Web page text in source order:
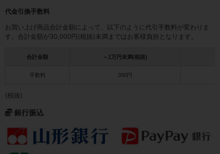
代金引換手数料
お買い上げ商品合計金額によって、以下のように代引手数料が変わりま
す。合計金額が30,000円(税抜)未満まではお客様負担となります。
合計金額 ～1万円未満(税抜)
手数料 300円
(税抜)
銀行振込